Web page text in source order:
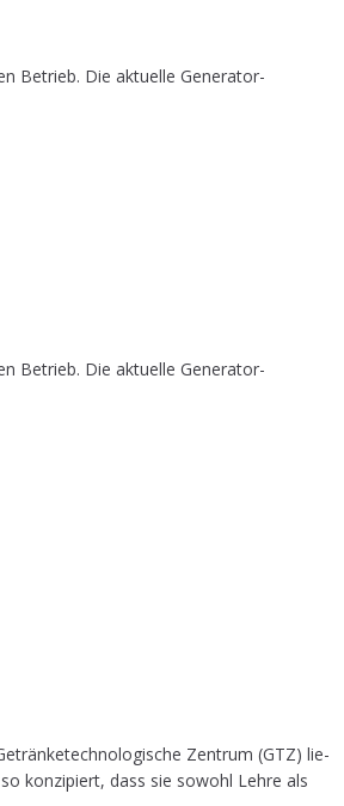
Betrieb. Die aktuelle Generator-
Betrieb. Die aktuelle Generator-
Zen­trum (GTZ) lie­
kon­zi­piert, dass sie sowohl Leh­re als